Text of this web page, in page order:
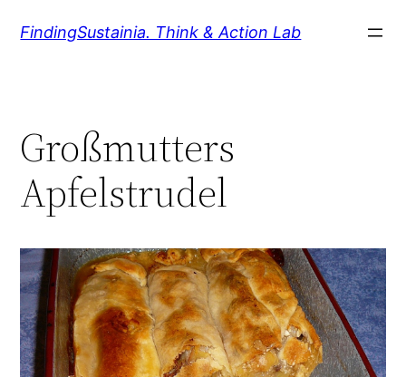
InhaltFindingSustainia. Think & Action Lab
Großmutters
Apfelstrudel